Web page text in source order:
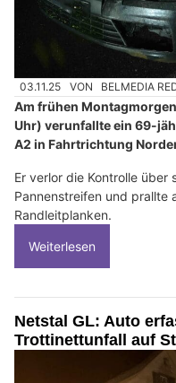
03.11.25 VON BELMEDIA
Am frühen
Uhr) verunfallte ein 69-
A2 in Fahrtrichtung
Er verlor die Kontrolle über
Pannenstreifen und prallte
Randleitplanken.
Weiterlesen
Netstal GL: Auto
Trottinettunfall auf